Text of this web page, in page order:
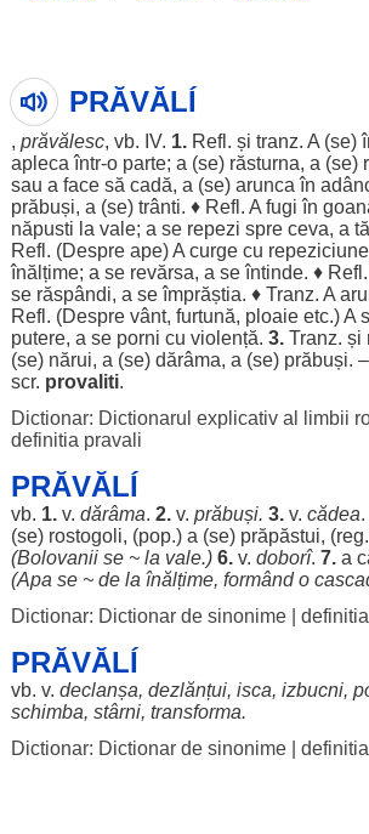
PRĂVĂLÍ
, prăvălesc, vb. IV. 1.Refl. și tranz. A (se)
apleca într-o parte; a (se) răsturna, a (se)
sau a facesă cadă, a (se) arunca în
prăbuși, a (se) trânti. ♦ Refl. A fugi în
năpusti la vale; a se repezi spreceva, a
Refl. (Despre ape) A curgecu repeziciune
înălțime; a se revărsa, a seîntinde. ♦
se răspândi, a seîmprăștia. ♦ Tranz. A
Refl. (Despre vânt, furtună, ploaieetc.) A
putere, a se porni cu violență. 3.Tranz. și
(se) nărui, a (se) dărâma, a (se) prăbuși.
scr. provaliti.
Dictionar: Dictionarul explicativ al limbii
definitia pravali
PRĂVĂLÍ
vb. 1.v. dărâma. 2.v. prăbuși. 3.v. cădea.
(se) rostogoli, (pop.) a (se) prăpăstui, (reg
(Bolovaniise ~ la vale.) 6.v. doborî. 7.a
(Apa se ~ de la înălțime, formândo
Dictionar: Dictionar de sinonime|
PRĂVĂLÍ
vb. v. declanșa, dezlănțui, isca, izbucni,
schimba, stârni, transforma.
Dictionar: Dictionar de sinonime|